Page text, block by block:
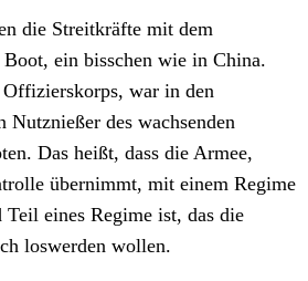
die Streitkräfte mit dem
ein bisschen wie in China.
war in den
Nutznießer des wachsenden
Das heißt, dass die Armee,
übernimmt, mit einem Regime
Teil eines Regime ist, das die
loswerden wollen.